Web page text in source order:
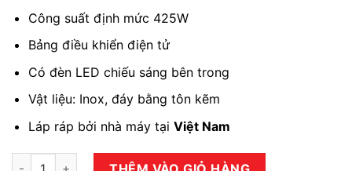
Công suất định mức 425W
Bảng điều khiển điện tử
Có đèn LED chiếu sáng bên trong
Vật liệu: Inox, đáy bằng tôn kẽm
Láp ráp bởi nhà máy tại Việt Nam
Tủ bàn mát quạt gió 3 cánh BMQ-3MI1860 số lượng